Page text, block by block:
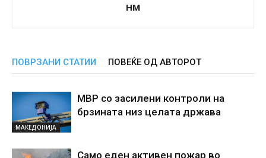
НМ
ПОВРЗАНИ СТАТИИ ПОВЕЌЕ ОД АВТОРОТ
МАКЕДОНИЈА
МВР со засилени контроли на
брзината низ целата држава
Само еден активен пожар во